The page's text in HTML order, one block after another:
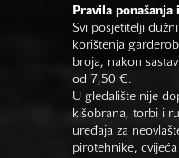
Pravila ponašanja
Svi posjetitelji
korištenja
broja, nakon
od 7,50 €.
U gledalište nije
kišobrana, torbi i
uređaja za
pirotehnike,